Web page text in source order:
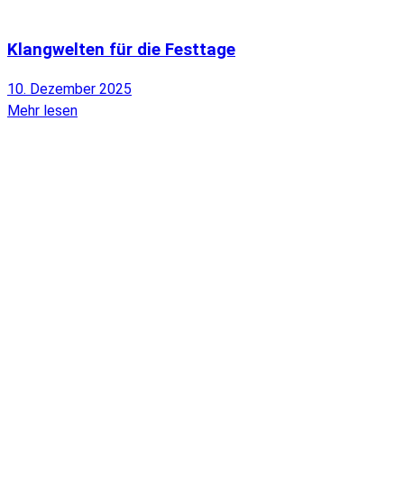
Klangwelten für die Festtage
10. Dezember 2025
Mehr lesen